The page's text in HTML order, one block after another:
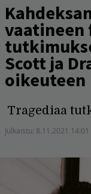
Scott ja
oikeuteen
Tragediaa
Julkaistu: 8.11.2021 14:01